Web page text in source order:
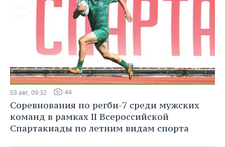
03 авг, 09:32 44
Соревнования по регби-7 среди мужских
команд в рамках II Всероссийской
Спартакиады по летним видам спорта